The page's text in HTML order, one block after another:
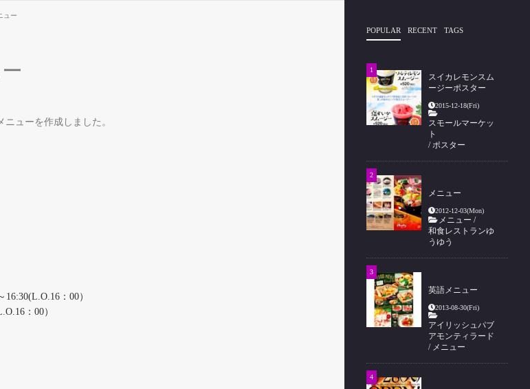
ュー
ニューを作成しました。
16:30(L.O.16：00）
：00）
POPULAR RECENT TAGS
スイカレモンスム
ージーポスター
2015-12-18(Fri)
スモールマーケッ
ト
/ポスター
メニュー
2012-12-03(Mon)
メニュー /
和食レストランゆ
うゆう
英語メニュー
2013-08-30(Fri)
アイリッシュパブ
アモンティラード
/ メニュー